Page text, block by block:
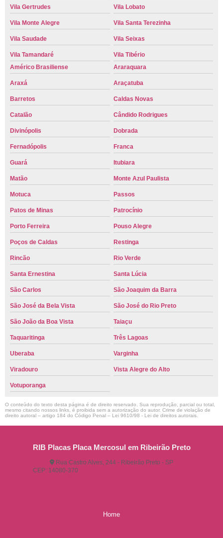
Vila Gertrudes Vila Lobato
Vila Monte Alegre Vila Santa Terezinha
Vila Saudade Vila Seixas
Vila Tamandaré
Vila Tibério
Américo Brasiliense
Araraquara
Araxá Araçatuba
Barretos Caldas Novas
Catalão Cândido Rodrigues
Divinópolis Dobrada
Fernadópolis Franca
Guará Itubiara
Matão Monte Azul Paulista
Motuca Passos
Patos de Minas Patrocínio
Porto Ferreira Pouso Alegre
Poços de Caldas Restinga
Rincão Rio Verde
Santa Ernestina Santa Lúcia
São Carlos São Joaquim da Barra
São José da Bela Vista São José do Rio Preto
São João da Boa Vista Taiaçu
Taquaritinga Três Lagoas
Uberaba Varginha
Viradouro Vista Alegre do Alto
Votuporanga
O conteúdo do texto desta página é de direito reservado. Sua reprodução, parcial ou total,
mesmo citando nossos links, é proibida sem a autorização do autor. Crime de violação de
direito autoral – artigo 184 do Código Penal – Lei 9610/98 - Lei de direitos autorais
RIB Placas Placa Mercosul em Ribeirão Preto
Rua Castro Alves, 244 - Ribeirão Preto - SP
CEP: 14080-370
Home